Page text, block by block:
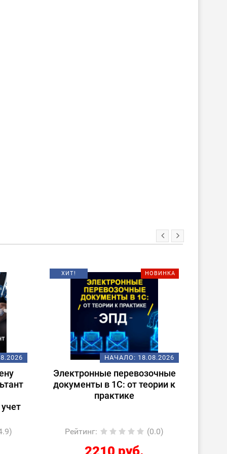
18.08.2026
к
НАЧАЛО:07.09.2026
Использование библиотеки
стандартных подсистем
(БСП) при разработке
Рейтинг: